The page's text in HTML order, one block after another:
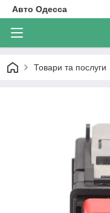
Авто Одесса
Товари та послуги